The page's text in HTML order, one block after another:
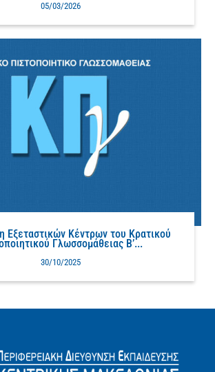
05/03/2026
Εξεταστικών Κέντρων του Κρατικού
Γλωσσομάθειας Β’...
30/10/2025